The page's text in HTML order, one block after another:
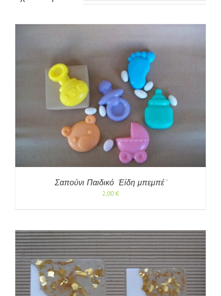
Σαπούνι Παιδικό “Είδη μπεμπέ”
2,00€